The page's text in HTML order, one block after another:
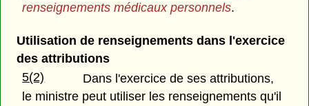
renseignements médicaux personnels.
Utilisation de renseignements dans l'exercice
des attributions
5(2)
Dans l'exercice de ses attributions,
le ministre peut utiliser les renseignements qu'il